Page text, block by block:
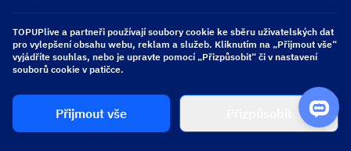
[email protected]
Sledujte nás
Copyright 2026 SEA WHALE TECHNOLOGY PTE.LTD. All Rights Reserved.
TOPUPlive a partneři používají soubory cookie ke sběru uživatelských dat
pro vylepšení obsahu webu, reklam a služeb. Kliknutím na „Přijmout vše“
vyjádříte souhlas, nebo je upravte pomocí „Přizpůsobit“ či v nastavení
souborů cookie v patičce.
Přijmout vše